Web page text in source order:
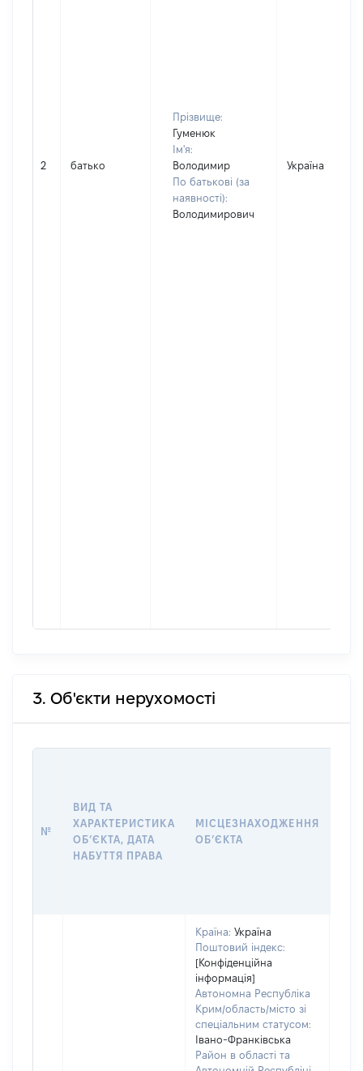
2 батько
Прізвище:
Гуменюк
Ім'я:
Володимир
По батькові (за
наявності):
Володимирович
Україна
3. Об'єкти нерухомості
№
ВИД ТА
ХАРАКТЕРИСТИКА
ОБʼЄКТА, ДАТА
НАБУТТЯ ПРАВА
МІСЦЕЗНАХОДЖЕННЯ
ОБʼЄКТА
Країна: Україна
Поштовий індекс:
[Конфіденційна
інформація]
Автономна Республіка
Крим/область/місто зі
спеціальним статусом:
Івано-Франківська
Район в області та